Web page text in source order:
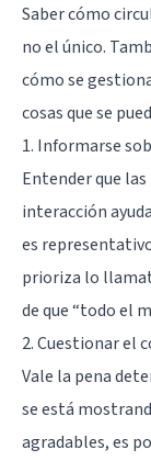
Saber cómo
no el único.
cómo se
cosas que se
1. Informarse
Entender que
interacción
es
prioriza lo
de que “todo el
2. Cuestionar el
Vale la pena
se está
agradables, es